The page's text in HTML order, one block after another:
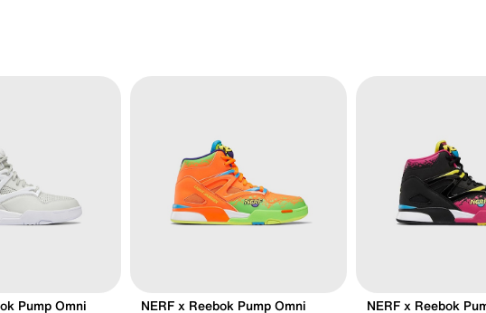
Pump Omni
NERF x Reebok Pump Omni
NERF x Reebok